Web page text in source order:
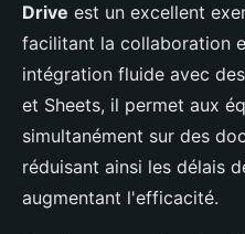
Drive est un excellent
facilitant la collaboration
intégration fluide avec
et Sheets, il permet aux
simultanément sur des
réduisant ainsi les délais
augmentant l'efficacité.